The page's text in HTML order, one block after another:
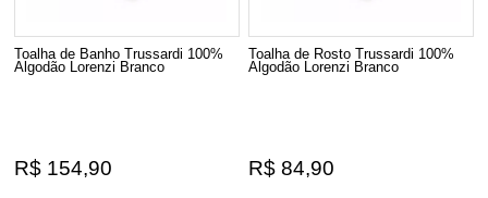
Toalha de Banho Trussardi 100%
Algodão Lorenzi Branco
R$ 154,90
Toalha de Rosto Trussardi 100%
Algodão Lorenzi Branco
R$ 84,90